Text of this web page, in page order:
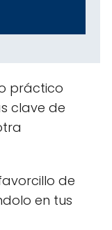
práctico
clave de
de
en tus